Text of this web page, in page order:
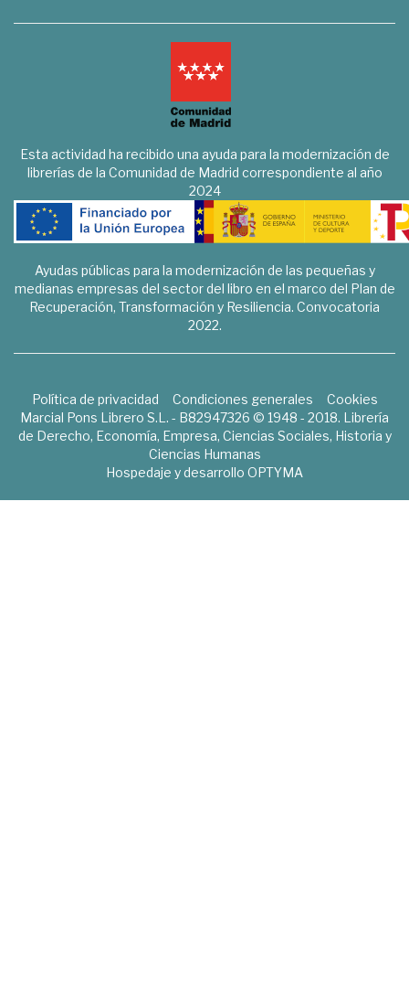
Esta actividad ha recibido una ayuda para la modernización de
librerías de la Comunidad de Madrid correspondiente al año
2024
Ayudas públicas para la modernización de las pequeñas y
medianas empresas del sector del libro en el marco del Plan de
Recuperación, Transformación y Resiliencia. Convocatoria
2022.
Política de privacidad Condiciones generales
Cookies
Marcial Pons Librero S.L. - B82947326 © 1948 - 2018. Librería
de Derecho, Economía, Empresa, Ciencias Sociales, Historia y
Ciencias Humanas
Hospedaje y desarrollo OPTYMA